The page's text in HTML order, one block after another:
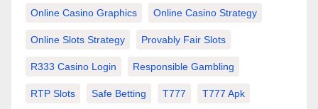
Online Casino Graphics Online Casino Strategy
Online Slots Strategy Provably Fair Slots
R333 Casino Login Responsible Gambling
RTP Slots Safe Betting T777 T777 Apk